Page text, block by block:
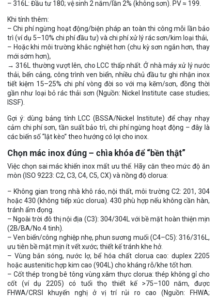
– 316L: Đầu tư 180; vệ sinh 2 năm/lần 2% (không sơn). PV ≈ 199.
Khi tính thêm:
– Chi phí ngừng hoạt động/biện pháp an toàn thi công mỗi lần bảo
trì (ví dụ 5–10% chi phí đầu tư) và chi phí xử lý rác sơn/kim loại thải,
– Hoặc khi môi trường khắc nghiệt hơn (chu kỳ sơn ngắn hơn, thay
mới sớm hơn),
→ 316L thường vượt lên, cho LCC thấp nhất. Ở nhà máy xử lý nước
thải, bến cảng, công trình ven biển, nhiều chủ đầu tư ghi nhận inox
tiết kiệm 15–25% chi phí vòng đời so với mạ kẽm/sơn, đồng thời
gần như loại bỏ rác thải sơn (Nguồn: Nickel Institute case studies;
ISSF).
Gợi ý: dùng bảng tính LCC (BSSA/Nickel Institute) để chạy nhạy
cảm chi phí sơn, tần suất bảo trì, chi phí ngừng hoạt động – đây là
các biến số “lật kèo” theo hướng có lợi cho inox.
Chọn mác inox đúng – chìa khóa để “bền thật”
Việc chọn sai mác khiến inox mất ưu thế. Hãy căn theo mức độ ăn
mòn (ISO 9223: C2, C3, C4, C5, CX) và nồng độ clorua:
– Không gian trong nhà khô ráo, nội thất, môi trường C2: 201, 304
hoặc 430 (không tiếp xúc clorua). 430 phù hợp nếu không cần hàn,
tránh ẩm đọng.
– Ngoài trời đô thị nội địa (C3): 304/304L với bề mặt hoàn thiện mịn
(2B/BA/No.4 tinh).
– Ven biển/công nghiệp nhẹ, phun sương muối (C4–C5): 316/316L,
ưu tiên bề mặt mịn ít vết xước; thiết kế tránh khe hở.
– Vùng bắn sóng, nước lợ, bể hóa chất clorua cao: duplex 2205
hoặc austenitic hợp kim cao (904L) cho kháng rỗ/khe tốt hơn.
– Cốt thép trong bê tông vùng xâm thực clorua: thép không gỉ cho
cốt (ví dụ 2205) có tuổi thọ thiết kế >75–100 năm, được
FHWA/CRSI khuyến nghị ở vị trí rủi ro cao (Nguồn: FHWA;